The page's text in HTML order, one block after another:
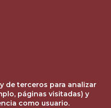
de terceros para analizar
páginas visitadas) y
como usuario.